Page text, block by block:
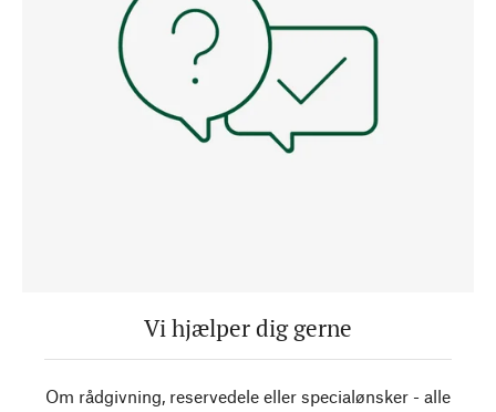
Vi hjælper dig gerne
Om rådgivning, reservedele eller specialønsker - alle